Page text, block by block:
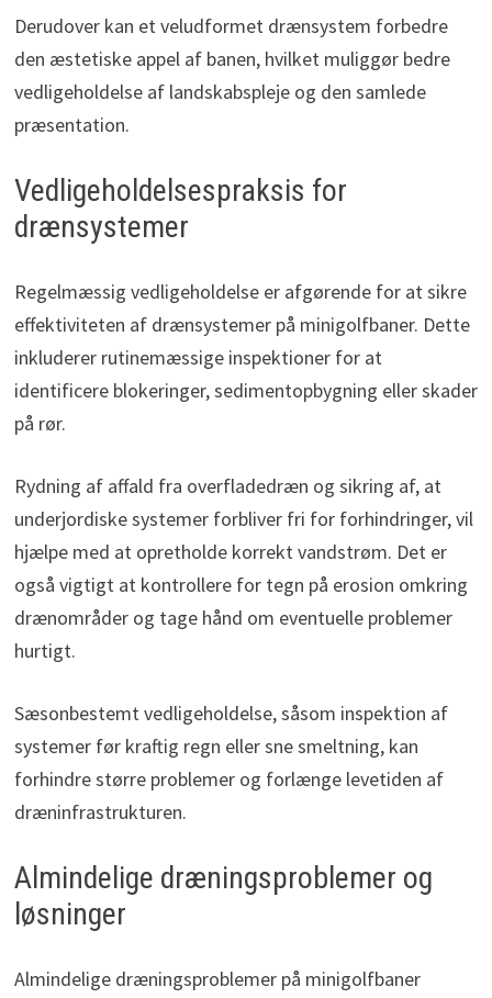
Derudover kan et veludformet drænsystem forbedre
den æstetiske appel af banen, hvilket muliggør bedre
vedligeholdelse af landskabspleje og den samlede
præsentation.
Vedligeholdelsespraksis for
drænsystemer
Regelmæssig vedligeholdelse er afgørende for at sikre
effektiviteten af drænsystemer på minigolfbaner. Dette
inkluderer rutinemæssige inspektioner for at
identificere blokeringer, sedimentopbygning eller skader
på rør.
Rydning af affald fra overfladedræn og sikring af, at
underjordiske systemer forbliver fri for forhindringer, vil
hjælpe med at opretholde korrekt vandstrøm. Det er
også vigtigt at kontrollere for tegn på erosion omkring
drænområder og tage hånd om eventuelle problemer
hurtigt.
Sæsonbestemt vedligeholdelse, såsom inspektion af
systemer før kraftig regn eller sne smeltning, kan
forhindre større problemer og forlænge levetiden af
dræninfrastrukturen.
Almindelige dræningsproblemer og
løsninger
Almindelige dræningsproblemer på minigolfbaner